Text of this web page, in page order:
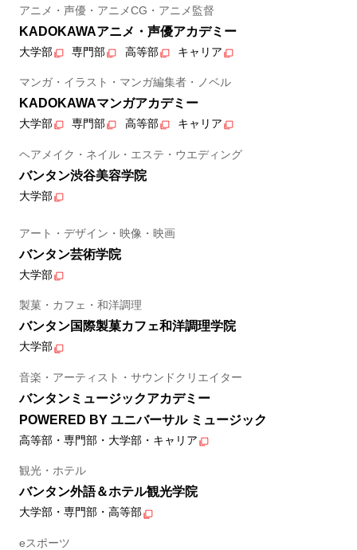
アニメ・声優・アニメCG・アニメ監督
KADOKAWAアニメ・声優アカデミー
大学部 専門部 高等部 キャリア
マンガ・イラスト・マンガ編集者・ノベル
KADOKAWAマンガアカデミー
大学部 専門部 高等部 キャリア
ヘアメイク・ネイル・エステ・ウエディング
バンタン渋谷美容学院
大学部
アート・デザイン・映像・映画
バンタン芸術学院
大学部
製菓・カフェ・和洋調理
バンタン国際製菓カフェ和洋調理学院
大学部
音楽・アーティスト・サウンドクリエイター
バンタンミュージックアカデミー
POWERED BY ユニバーサル ミュージック
高等部・専門部・大学部・キャリア
観光・ホテル
バンタン外語＆ホテル観光学院
大学部・専門部・高等部
eスポーツ